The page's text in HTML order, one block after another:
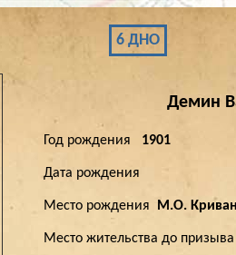
6 ДНО
Демин
Год рождения 1901
Дата рождения
Место рождения М.О.
Место жительства до призыва